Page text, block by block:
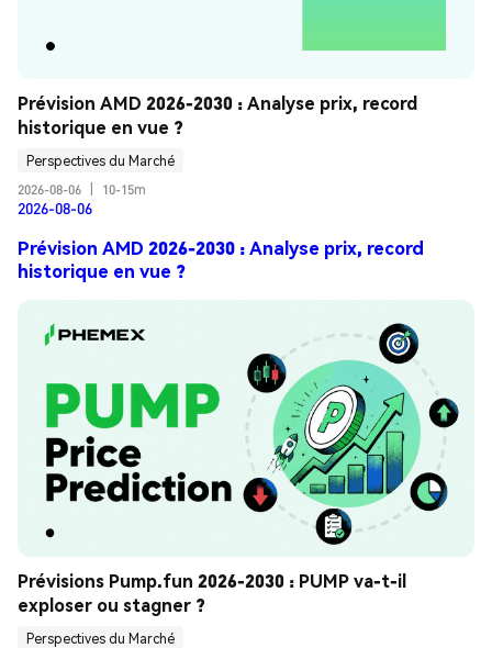
Prévision AMD 2026-2030 : Analyse prix, record
historique en vue ?
Perspectives du Marché
2026-08-06
10-15m
2026-08-06
Prévision AMD 2026-2030 : Analyse prix, record
historique en vue ?
Prévisions Pump.fun 2026-2030 : PUMP va-t-il
exploser ou stagner ?
Perspectives du Marché